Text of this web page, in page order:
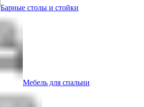
Барные столы и стойки
Мебель для спальни